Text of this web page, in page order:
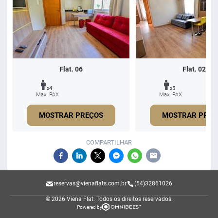
Flat. 06
x4
Max. PAX
MOSTRAR PREÇOS
Flat. 02
x5
Max. PAX
MOSTRAR
COMPARTILHAR
reservas@vienaflats.com.br (54)32861026
© 2026 Viena Flat. Todos os direitos reservados.
Powered by